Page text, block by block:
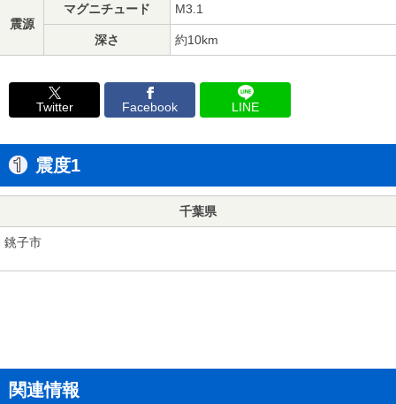
震源
マグニチュード M3.1
深さ 約10km
Twitter Facebook LINE
震度1
千葉県
銚子市
関連情報